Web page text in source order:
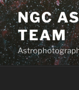
Aller
au
contenu
principal
NGC
TEAM